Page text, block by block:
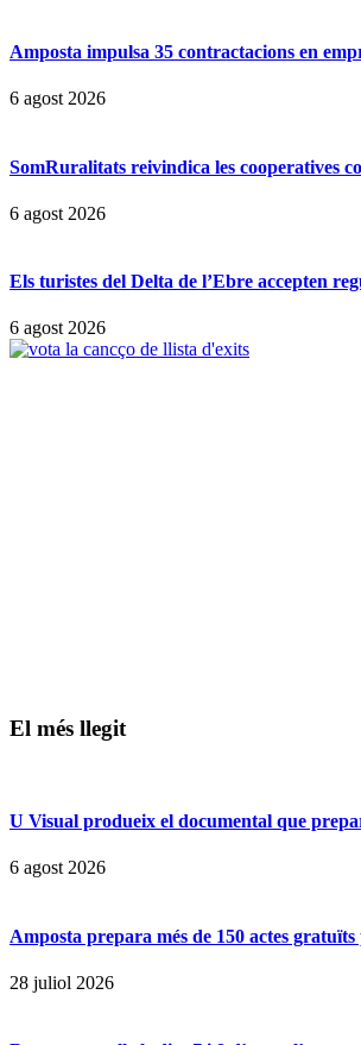
Amposta impulsa 35 contractacions en
6 agost 2026
SomRuralitats reivindica les cooperatives
6 agost 2026
Els turistes del Delta de l’Ebre accepten
6 agost 2026
El més llegit
U Visual produeix el documental que
6 agost 2026
Amposta prepara més de 150 actes
28 juliol 2026